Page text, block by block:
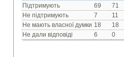
Підтримують
69 71
Не підтримують
7 11
Не мають власної думки 18 18
Не дали відповіді
6 0